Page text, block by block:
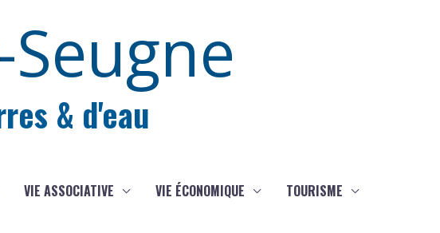
& d'eau
VIE ASSOCIATIVE VIE ÉCONOMIQUE TOURISME